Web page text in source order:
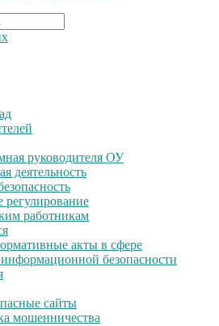
руководителя ОУ
деятельность
работникам
акты в сфере
безопасности
сайты
мошенничества